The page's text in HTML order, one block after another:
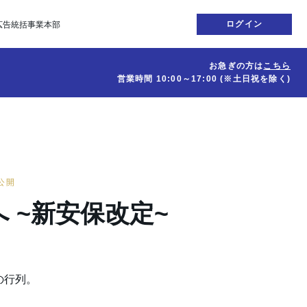
告統括事業本部 ログイン
お急ぎの方はこちら
営業時間 10:00～17:00(※土日祝を除く)
開
~新安保改定~
列。